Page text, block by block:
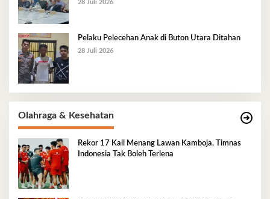
28 Juli 2026
Pelaku Pelecehan Anak di Buton Utara Ditahan
28 Juli 2026
Olahraga & Kesehatan
Rekor 17 Kali Menang Lawan Kamboja, Timnas
Indonesia Tak Boleh Terlena